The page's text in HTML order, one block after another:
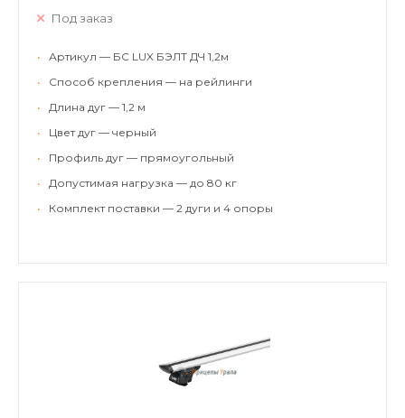
Под заказ
•
Артикул — БС LUX БЭЛТ ДЧ 1,2м
•
Способ крепления — на рейлинги
•
Длина дуг — 1,2 м
•
Цвет дуг — черный
•
Профиль дуг — прямоугольный
•
Допустимая нагрузка — до 80 кг
•
Комплект поставки — 2 дуги и 4 опоры